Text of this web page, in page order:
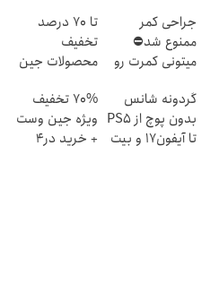
جراحی کمر
ممنوع شد⛔
میتونی کمرت رو
کنی! 👈🏻
پرسش‌نامه
تا 70 درصد
تخفیف
محصولات جین
4 قسط
گردونه شانس
بدون پوچ از PS5
تا آیفون17 و بیت
70% تخفیف
ویژه جین وست
+ خرید در4